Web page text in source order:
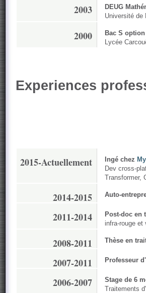
2003
DEUG
Université de
2000
Bac S
Lycée
Experiences
2015-Actuellement Ingé chez
Dev cross-
Transformer,
2014-2015 Auto-
2011-2014 Post-doc en
infra-rouge et
2008-2011 Thèse en
2007-2011 Professeur
2006-2007
Stage de 6
Traitements